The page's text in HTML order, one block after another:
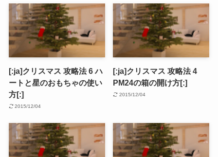
[:ja]クリスマス 攻略法 6 ハ
ートと星のおもちゃの使い
方[:]
2015/12/04
[:ja]クリスマス 攻略法 4
PM24の箱の開け方[:]
2015/12/04